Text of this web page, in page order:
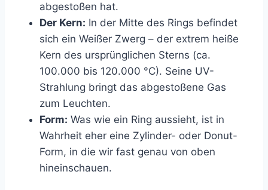
abgestoßen hat.
Der Kern: In der Mitte des Rings befindet
sich ein Weißer Zwerg – der extrem heiße
Kern des ursprünglichen Sterns (ca.
100.000 bis 120.000 °C). Seine UV-
Strahlung bringt das abgestoßene Gas
zum Leuchten.
Form: Was wie ein Ring aussieht, ist in
Wahrheit eher eine Zylinder- oder Donut-
Form, in die wir fast genau von oben
hineinschauen.